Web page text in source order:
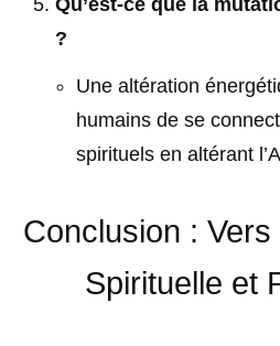
?
Une altération
humains de se
spirituels en altérant
Conclusion :
Spirituelle et